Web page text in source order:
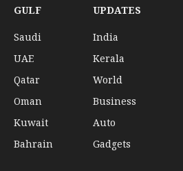
GULF
Saudi
UAE
Qatar
Oman
Kuwait
Bahrain
UPDATES
India
Kerala
World
Business
Auto
Gadgets